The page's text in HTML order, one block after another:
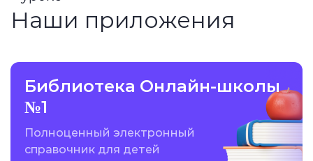
Наши приложения
Библиотека Онлайн-школы
№1
Полноценный электронный
справочник для детей